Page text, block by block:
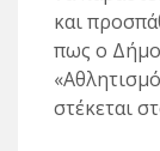
και
πως ο
στέκεται